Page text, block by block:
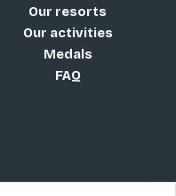
Our resorts
Our activities
Medals
FAQ